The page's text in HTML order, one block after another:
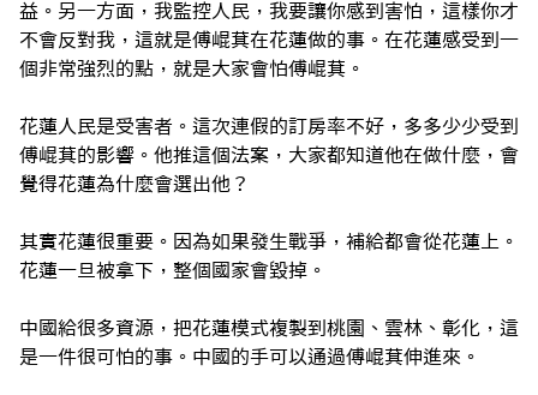
益。另一方面，我監控人民，我要讓你感到害怕，這樣你才
不會反對我，這就是傅崐萁在花蓮做的事。在花蓮感受到一
個非常強烈的點，就是大家會怕傅崐萁。
花蓮人民是受害者。這次連假的訂房率不好，多多少少受到
傅崐萁的影響。他推這個法案，大家都知道他在做什麼，會
覺得花蓮為什麼會選出他？
其實花蓮很重要。因為如果發生戰爭，補給都會從花蓮上。
花蓮一旦被拿下，整個國家會毀掉。
中國給很多資源，把花蓮模式複製到桃園、雲林、彰化，這
是一件很可怕的事。中國的手可以通過傅崐萁伸進來。